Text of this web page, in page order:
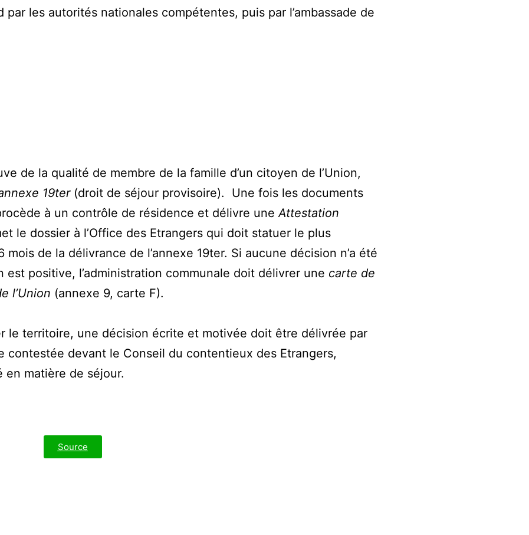
les autorités nationales compétentes, puis par l’ambassade de
de la qualité de membre de la famille d’un citoyen de l’Union,
19ter(droit de séjour provisoire). Une fois les documents
à un contrôle de résidence et délivre uneAttestation
le dossier à l’Office des Etrangers qui doit statuer le plus
de la délivrance de l’annexe 19ter. Si aucune décision n’a été
est positive, l’administration communale doit délivrer une carte de
l’Union (annexe 9, carte F).
le territoire, une décision écrite et motivée doit être délivrée par
contestée devant le Conseil du contentieux des Etrangers,
en matière de séjour.
Source